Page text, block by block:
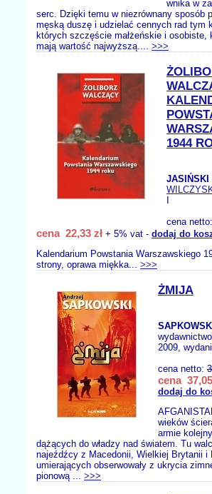
wnika w
serc. Dzięki temu w niezrównany sposób
męską duszę i udzielać cennych rad tym
których szczęście małżeńskie i osobiste,
mają wartość najwyższą.... >>>
1944
JASIŃSKI
cena
cena 22,33 zł + 5% vat - dodaj do
Kalendarium Powstania Warszawskiego
strony, oprawa miękka... >>>
ŻMIJA
2009,
cena netto:
cena
dodaj do
wieków
armie
dążących do władzy nad światem. Tu
najeźdźcy z Macedonii, Wielkiej Brytanii i
umierających obserwowały z ukrycia
pionową ... >>>